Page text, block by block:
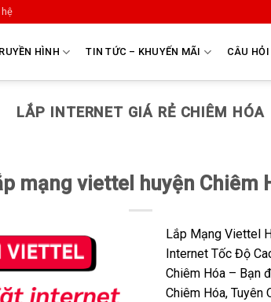
HÌNH TIN TỨC – KHUYẾN MÃI CÂU
LẮP INTERNET GIÁ RẺ CHIÊM HÓA
mạng viettel huyện Chiêm
Lắp Mạng Viettel
Internet Tốc Độ
Chiêm Hóa – Bạn
Chiêm Hóa, Tuyên